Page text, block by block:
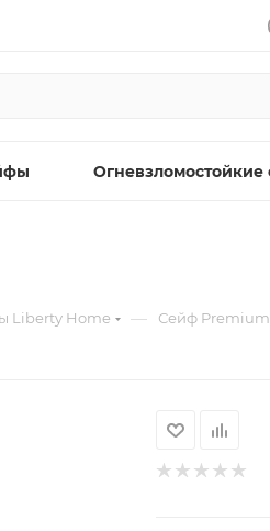
Liberty Home — Сейф Premium